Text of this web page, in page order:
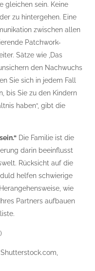
gleichen sein. Keine
zu hintergehen. Eine
zwischen allen
Patchwork-
Sätze wie ‚Das
den Nachwuchs
Sie sich in jedem Fall
bis Sie zu den Kindern
haben“, gibt die
Die Familie ist die
darin beeinflusst
Rücksicht auf die
helfen schwierige
wie
Partners aufbauen